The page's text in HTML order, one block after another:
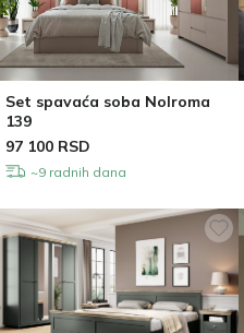
Set spavaća soba Nolroma
139
97 100 RSD
~9 radnih dana